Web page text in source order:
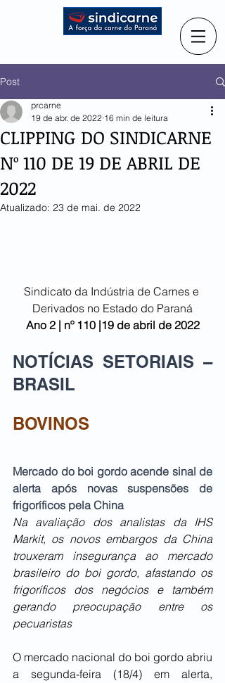
Post
CLIPPING DO SINDICARNE
Nº 110 DE 19 DE ABRIL DE
2022
prcarne
19 de abr. de 2022 16 min de leitura
Atualizado: 23 de mai. de 2022
Sindicato da Indústria de Carnes e
Derivados no Estado do Paraná
Ano 2 | nº 110 |19 de abril de 2022
NOTÍCIAS SETORIAIS –
BRASIL
BOVINOS
Mercado do boi gordo acende sinal de
alerta após novas suspensões de
frigoríficos pela China
Na avaliação dos analistas da IHS
Markit, os novos embargos da China
trouxeram insegurança ao mercado
brasileiro do boi gordo, afastando os
frigoríficos dos negócios e também
gerando preocupação entre os
pecuaristas
O mercado nacional do boi gordo abriu
a segunda-feira (18/4) em alerta,